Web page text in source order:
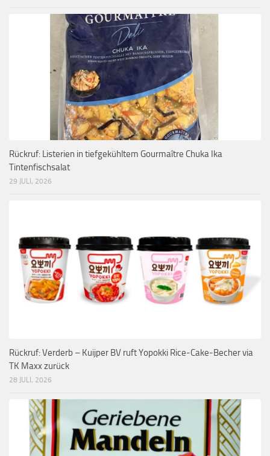
Rückruf: Listerien in tiefgekühltem Gourmaître Chuka Ika
Tintenfischsalat
29 JULI, 2026
Rückruf: Verderb – Kuijper BV ruft Yopokki Rice-Cake-Becher via
TK Maxx zurück
28 JULI, 2026